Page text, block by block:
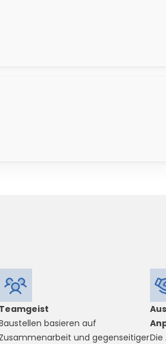
Teamgeist
basieren auf
Zusammenarbeit und gegenseitigerDie